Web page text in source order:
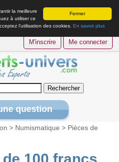
Fermer
la meilleure
à utiliser ce
l’utilisation des cookies. En savoir plus
M'inscrire Me connecter
question
> Numismatique > Pièces de